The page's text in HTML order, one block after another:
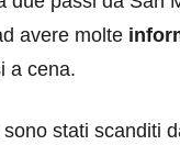
avere molte
a cena.
stati scanditi